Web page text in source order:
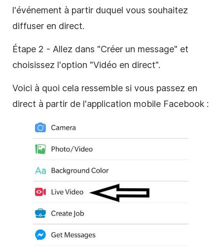
l'événement à partir duquel vous souhaitez
diffuser en direct.
Étape 2 - Allez dans "Créer un message" et
choisissez l'option "Vidéo en direct".
Voici à quoi cela ressemble si vous passez en
direct à partir de l'application mobile Facebook :